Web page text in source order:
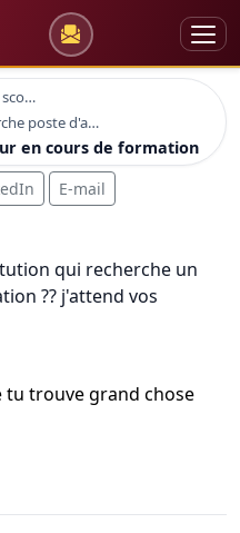
forum Coaching scolaire
Recherche poste d'animateur en cours de formation
en cours de formation
E-mail
qui recherche un
?? j'attend vos
trouve grand chose